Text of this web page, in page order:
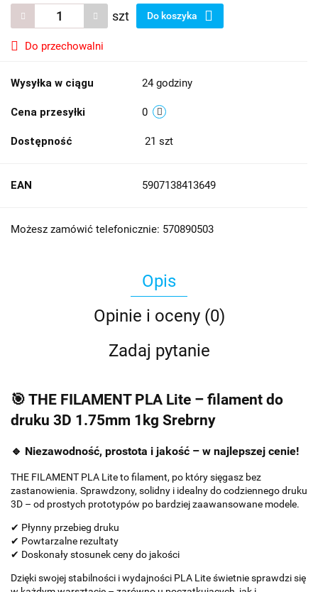
szt Do koszyka
Do przechowalni
Wysyłka w ciągu 24 godziny
Cena przesyłki 0
Dostępność 21 szt
EAN 5907138413649
Możesz zamówić telefonicznie: 570890503
Opis
Opinie i oceny (0)
Zadaj pytanie
🎯 THE FILAMENT PLA Lite – filament do
druku 3D 1.75mm 1kg Srebrny
🔹 Niezawodność, prostota i jakość – w najlepszej cenie!
THE FILAMENT PLA Lite to filament, po który sięgasz bez
zastanowienia. Sprawdzony, solidny i idealny do codziennego druku
3D – od prostych prototypów po bardziej zaawansowane modele.
✔ Płynny przebieg druku
✔ Powtarzalne rezultaty
✔ Doskonały stosunek ceny do jakości
Dzięki swojej stabilności i wydajności PLA Lite świetnie sprawdzi się